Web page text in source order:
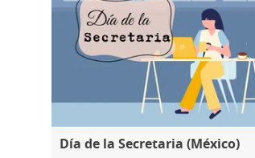
Día de la Secretaria (México)